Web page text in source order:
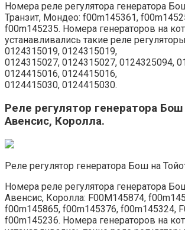
Номера реле регулятора генератора
Транзит, Мондео: f00m145361,
f00m145235. Номера генераторов на
устанавливались такие реле
0124315019, 0124315019,
0124315027, 0124315027, 0124325094,
0124415016, 0124415016,
0124415030, 0124415030.
Реле регулятор генератора
Авенсис, Королла.
Реле регулятор генератора Бош на
Номера реле регулятора генератора
Авенсис, Королла: F00M145874,
f00m145865, f00m145376, f00m145324,
f00m145236. Номера генераторов на